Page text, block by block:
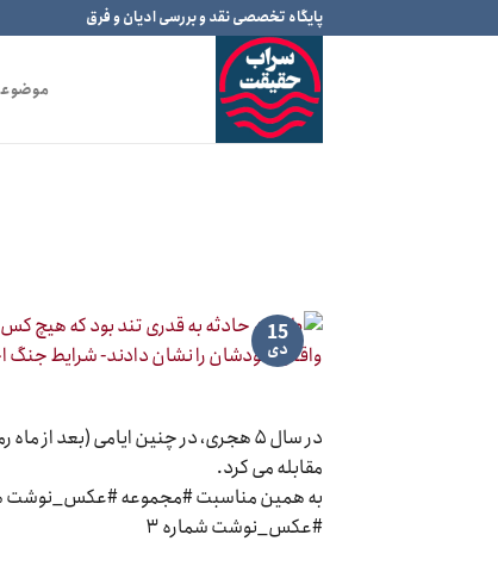
to
پایگاه تخصصی نقد و بررسی ادیان و فرق
15
دی
مقابله می کرد.
به همین مناسبت #مجموعه #عکس_نوشت
#عکس_نوشت شماره ۳